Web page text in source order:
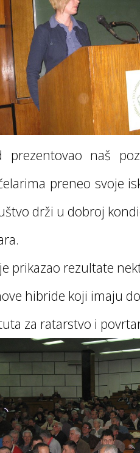
naš
preneo svoje
drži u dobroj
je prikazao rezultate
hibride koji imaju
za ratarstvo i